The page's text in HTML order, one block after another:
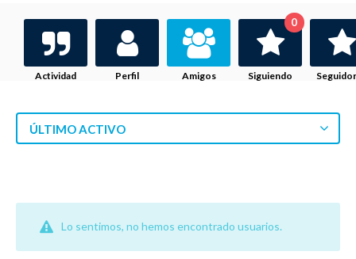
Actividad Perfil Amigos Siguiendo
0
ÚLTIMO ACTIVO
Lo sentimos, no hemos encontrado usuarios.